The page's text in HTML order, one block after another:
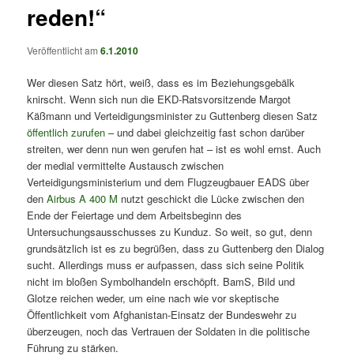
reden!“
Veröffentlicht am6.1.2010
Wer diesen Satz hört, weiß, dass es im Beziehungsgebälk
knirscht. Wenn sich nun die EKD-Ratsvorsitzende Margot
Käßmann und Verteidigungsminister zu Guttenberg diesen Satz
öffentlich zurufen – und dabei gleichzeitig fast schon darüber
streiten, wer denn nun wen gerufen hat – ist es wohl ernst. Auch
der medial vermittelte Austausch zwischen
Verteidigungsministerium und dem Flugzeugbauer EADS über
denAirbus A 400 M nutzt geschickt die Lücke zwischen den
Ende der Feiertage und dem Arbeitsbeginn des
Untersuchungsausschusses zu Kunduz. So weit, so gut, denn
grundsätzlich ist es zu begrüßen, dass zu Guttenberg den Dialog
sucht. Allerdings muss er aufpassen, dass sich seine Politik
nicht im bloßen Symbolhandeln erschöpft. BamS, Bild und
Glotze reichen weder, um eine nach wie vor skeptische
Öffentlichkeit vom Afghanistan-Einsatz der Bundeswehr zu
überzeugen, noch das Vertrauen der Soldaten in die politische
Führung zu stärken.